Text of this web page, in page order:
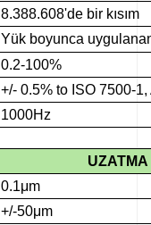
8.388.608'de bir kısım
Yük boyunca
0.2-100%
+/- 0.5% to ISO 7500-
1000Hz
0.1μm
+/-50μm